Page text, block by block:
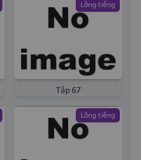
Lồng tiếng
Tập 67
Lồng tiếng